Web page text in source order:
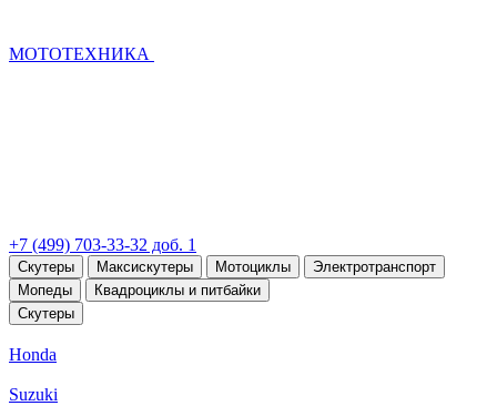
МОТОТЕХНИКА
+7 (499) 703-33-32 доб. 1
Скутеры Максискутеры Мотоциклы
Электротранспорт
Мопеды
Квадроциклы и питбайки
Скутеры
Honda
Suzuki